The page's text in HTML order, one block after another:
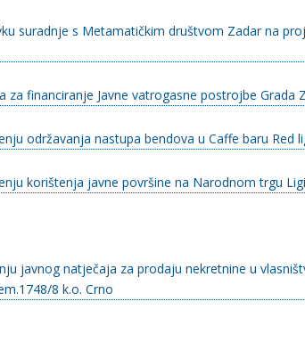
suradnje s Metamatičkim društvom Zadar na
za financiranje Javne vatrogasne postrojbe Grada
održavanja nastupa bendova u Caffe baru Red
korištenja javne površine na Narodnom trgu
javnog natječaja za prodaju nekretnine u
8 k.o. Crno